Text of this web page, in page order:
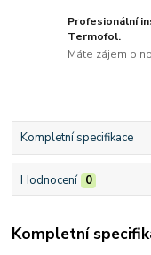
Profesionální
Termofol.
Máte zájem o
Kompletní specifikace
Hodnocení 0
Kompletní